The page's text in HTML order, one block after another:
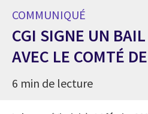
COMMUNIQUÉ
CGI SIGNE UN
AVEC LE COMTÉ
6 min de lecture